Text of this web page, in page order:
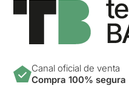
Canal oficial de venta
Compra 100% segura